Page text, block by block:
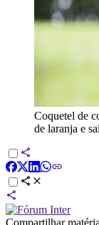
Coquetel de
de laranja e
Compartilhar matéria